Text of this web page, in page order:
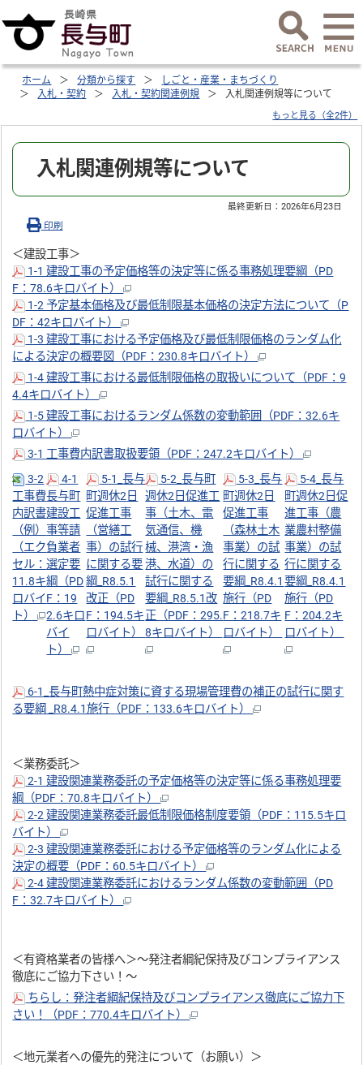
ホーム 分類から探す
しごと・産業・まちづくり
入札・契約
入札・契約関連例規 入札関連例規等について
もっと見る（全2件）
入札関連例規等について
最終更新日：2026年6月23日
印刷
＜建設工事＞
1-1 建設工事の予定価格等の決定等に係る事務処理要綱（PD
F：78.6キロバイト）
1-2 予定基本価格及び最低制限基本価格の決定方法について（P
DF：42キロバイト）
1-3 建設工事における予定価格及び最低制限価格のランダム化
による決定の概要図（PDF：230.8キロバイト）
1-4 建設工事における最低制限価格の取扱いについて（PDF：9
4.4キロバイト）
1-5 建設工事におけるランダム係数の変動範囲（PDF：32.6キ
ロバイト）
3-1 工事費内訳書取扱要領（PDF：247.2キロバイト）
3-2
工事費
内訳書
（例）
（エク
セル：
11.8キ
ロバイ
ト）
4-1
長与町
建設工
事等請
負業者
選定要
綱（PD
F：19
2.6キロ
バイ
ト）
5-1_長与
町週休2日
促進工事
（営繕工
事）の試行
に関する要
綱_R8.5.1
改正（PD
F：194.5キ
ロバイト）
5-2_長与町
週休2日促進工
事（土木、電
気通信、機
械、港湾・漁
港、水道）の
試行に関する
要綱_R8.5.1改
正（PDF：295.
8キロバイト）
5-3_長与
町週休2日
促進工事
（森林土木
事業）の試
行に関する
要綱_R8.4.1
施行（PD
F：218.7キ
ロバイト）
5-4_長与
町週休2日促
進工事（農
業農村整備
事業）の試
行に関する
要綱_R8.4.1
施行（PD
F：204.2キ
ロバイト）
6-1_長与町熱中症対策に資する現場管理費の補正の試行に関す
る要綱 _R8.4.1施行（PDF：133.6キロバイト）
＜業務委託＞
2-1 建設関連業務委託の予定価格等の決定等に係る事務処理要
綱（PDF：70.8キロバイト）
2-2 建設関連業務委託最低制限価格制度要領（PDF：115.5キロ
バイト）
2-3 建設関連業務委託における予定価格等のランダム化による
決定の概要（PDF：60.5キロバイト）
2-4 建設関連業務委託におけるランダム係数の変動範囲（PD
F：32.7キロバイト）
＜有資格業者の皆様へ＞～発注者綱紀保持及びコンプライアンス
徹底にご協力下さい！～
ちらし：発注者綱紀保持及びコンプライアンス徹底にご協力下
さい！（PDF：770.4キロバイト）
＜地元業者への優先的発注について（お願い）＞